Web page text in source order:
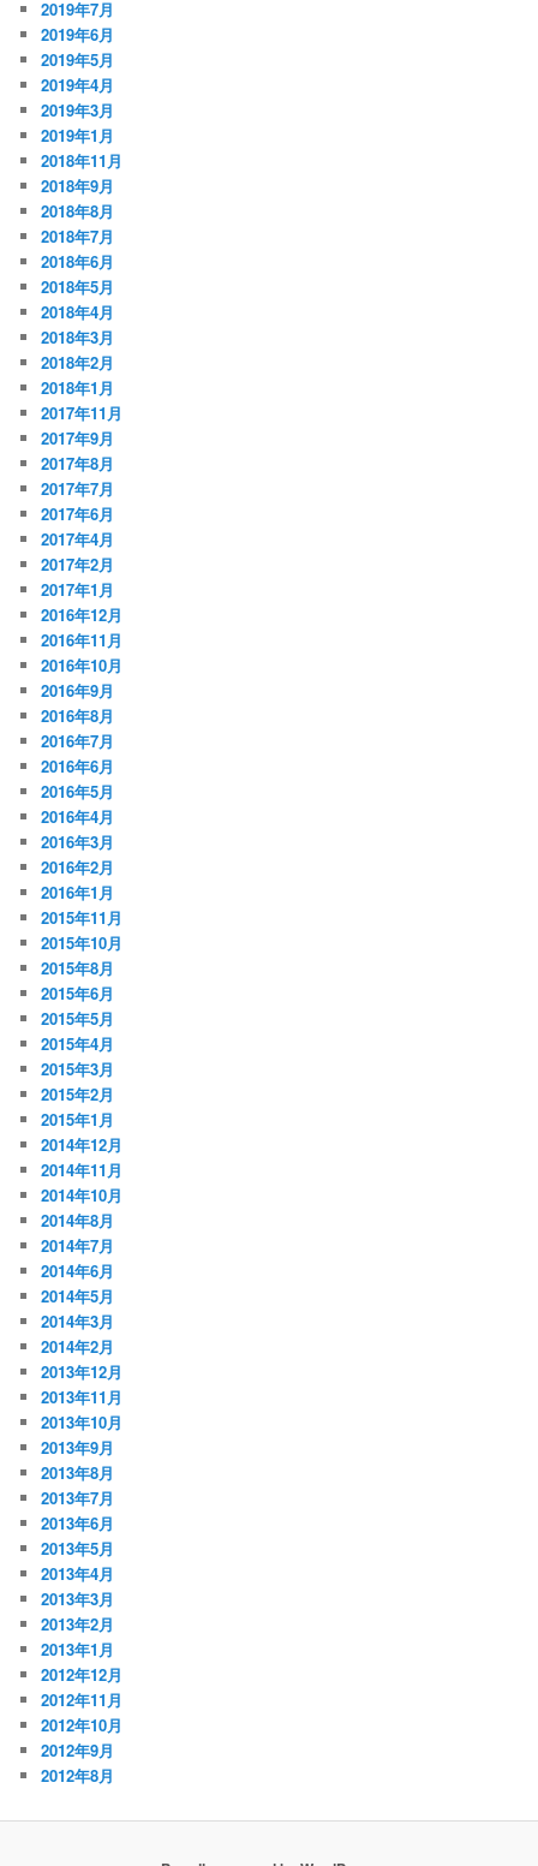
2019年7月
2019年6月
2019年5月
2019年4月
2019年3月
2019年1月
2018年11月
2018年9月
2018年8月
2018年7月
2018年6月
2018年5月
2018年4月
2018年3月
2018年2月
2018年1月
2017年11月
2017年9月
2017年8月
2017年7月
2017年6月
2017年4月
2017年2月
2017年1月
2016年12月
2016年11月
2016年10月
2016年9月
2016年8月
2016年7月
2016年6月
2016年5月
2016年4月
2016年3月
2016年2月
2016年1月
2015年11月
2015年10月
2015年8月
2015年6月
2015年5月
2015年4月
2015年3月
2015年2月
2015年1月
2014年12月
2014年11月
2014年10月
2014年8月
2014年7月
2014年6月
2014年5月
2014年3月
2014年2月
2013年12月
2013年11月
2013年10月
2013年9月
2013年8月
2013年7月
2013年6月
2013年5月
2013年4月
2013年3月
2013年2月
2013年1月
2012年12月
2012年11月
2012年10月
2012年9月
2012年8月